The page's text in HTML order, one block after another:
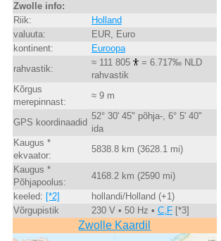
Zwolle info:
Riik:
Holland
valuuta:
EUR, Euro
kontinent:
Euroopa
rahvastik:
≈ 111 805
= 6.717‰ NLD
rahvastik
Kõrgus
merepinnast:
≈ 9 m
GPS koordinaadid
52° 30' 45" põhja-, 6° 5' 40"
ida
Kaugus *
ekvaator:
5838.8 km (3628.1 mi)
Kaugus *
Põhjapoolus:
4168.2 km (2590 mi)
keeled: [*2]
hollandi/Holland (+1)
Võrgupistik
230 V • 50 Hz • C,F[*3]
Zwolle Kaardil